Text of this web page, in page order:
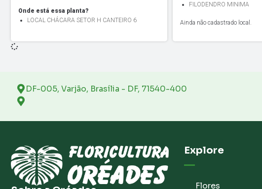
Onde está essa planta?
LOCAL CHÁCARA SETOR H CANTEIRO 6
FILODENDRO MINIMA
Ainda não cadastrado local.
DF-005, Varjão, Brasília - DF, 71540-400
Explore
Flores